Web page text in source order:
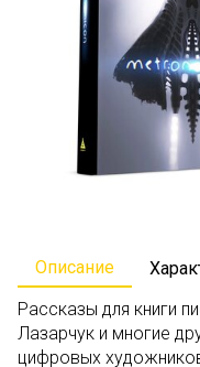
Описание
Рассказы для книги
Лазарчук и многие
цифровых